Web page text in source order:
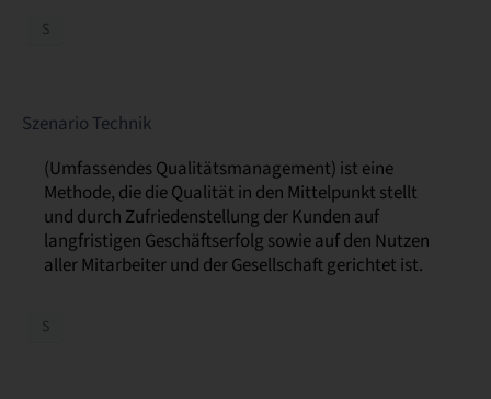
S
Szenario Technik
(Umfassendes Qualitätsmanagement) ist eine
Methode, die die Qualität in den Mittelpunkt stellt
und durch Zufriedenstellung der Kunden auf
langfristigen Geschäftserfolg sowie auf den Nutzen
aller Mitarbeiter und der Gesellschaft gerichtet ist.
S